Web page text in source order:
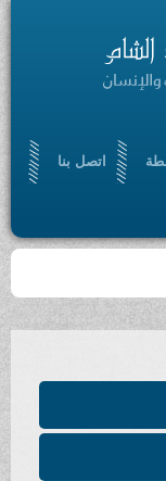
اتصل بنا